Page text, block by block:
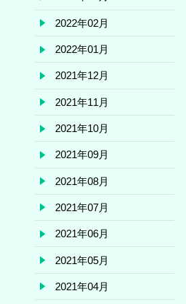
2022年02月
2022年01月
2021年12月
2021年11月
2021年10月
2021年09月
2021年08月
2021年07月
2021年06月
2021年05月
2021年04月